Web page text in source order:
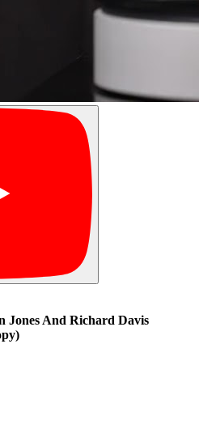
Jones And Richard Davis